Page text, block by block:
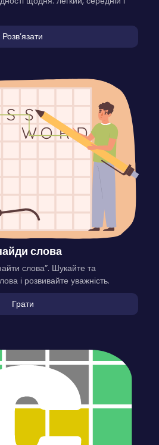
Розвʼязати
слова
слова”. Шукайте та
і розвивайте уважність.
Грати